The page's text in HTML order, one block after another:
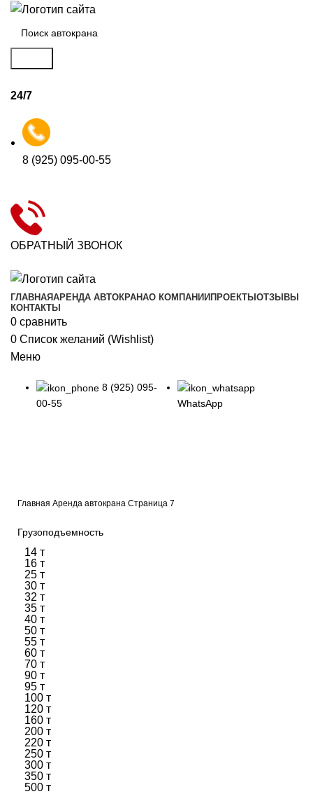
24/7
8 (925) 095-00-55
ОБРАТНЫЙ ЗВОНОК
ГЛАВНАЯАРЕНДА АВТОКРАНАО КОМПАНИИПРОЕКТЫОТЗЫВЫ
КОНТАКТЫ
0 сравнить
0 Список желаний (Wishlist)
Меню
8 (925) 095-
00-55
WhatsApp
Главная Аренда автокрана Страница 7
Грузоподъемность
14 т
16 т
25 т
30 т
32 т
35 т
40 т
50 т
55 т
60 т
70 т
90 т
95 т
100 т
120 т
160 т
200 т
220 т
250 т
300 т
350 т
500 т